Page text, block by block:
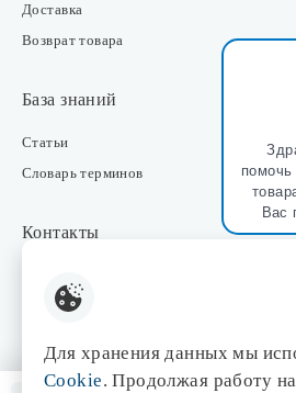
Вас
Доставка
Возврат товара
База знаний
Статьи
Словарь терминов
Контакты
Интернет-магазин
Отдел маркетинга
Для хранения данных мы
Cookie. Продолжая работу